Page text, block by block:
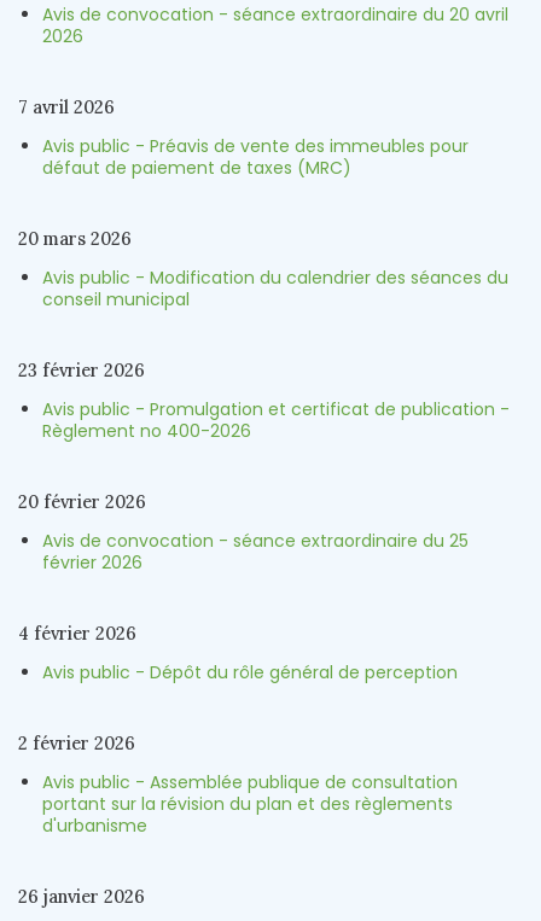
Avis de convocation - séance extraordinaire du 20 avril
2026
7 avril 2026
Avis public - Préavis de vente des immeubles pour
défaut de paiement de taxes (MRC)
20 mars 2026
Avis public - Modification du calendrier des séances du
conseil municipal
23 février 2026
Avis public - Promulgation et certificat de publication -
Règlement no 400-2026
20 février 2026
Avis de convocation - séance extraordinaire du 25
février 2026
4 février 2026
Avis public - Dépôt du rôle général de perception
2 février 2026
Avis public - Assemblée publique de consultation
portant sur la révision du plan et des règlements
d'urbanisme
26 janvier 2026